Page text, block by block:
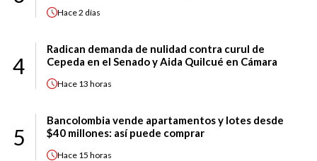
Hace2 días
4
Radican demanda de nulidad contra curul de
Cepeda en el Senado y Aida Quilcué en Cámara
Hace 13 horas
5
Bancolombia vende apartamentos y lotes desde
$40 millones: así puede comprar
Hace 15 horas